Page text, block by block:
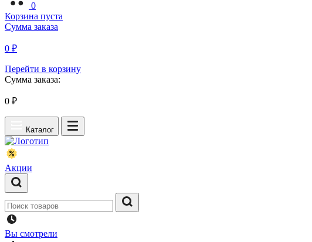
0
Корзина пуста
Сумма заказа
0 ₽
Перейти в корзину
Сумма заказа:
0 ₽
Каталог
Акции
Вы смотрели